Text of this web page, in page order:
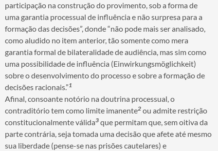
participação na construção do provimento, sob a forma de
uma garantia processual de influência e não surpresa para a
formação das decisões”, donde “não pode mais ser analisado,
como aludido no item anterior, tão somente como mera
garantia formal de bilateralidade de audiência, mas sim como
uma possibilidade de influência (Einwirkungsmöglichkeit)
sobre o desenvolvimento do processo e sobre a formação de
decisões racionais.”1
Afinal, consoante notório na doutrina processual, o
contraditório tem como limite imanente2 ou admite restrição
constitucionalmente válida3 que permitam que, sem oitiva da
parte contrária, seja tomada uma decisão que afete até mesmo
sua liberdade (pense-se nas prisões cautelares) e